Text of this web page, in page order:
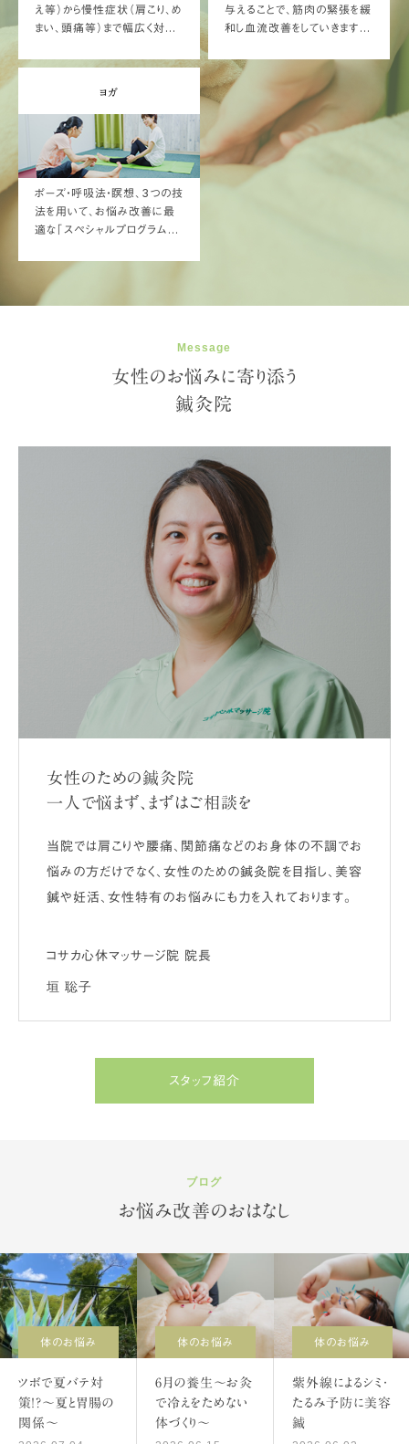
え等）から慢性症状（肩こり、め
まい、頭痛等）まで幅広く対応
に、「漢方」「ヨガ」からのアプ
与えることで、筋肉の緊張を緩
和し血流改善をしていきます。
（代謝）改善は美容・美肌ケア
プログラムで！
ヨガ
ポーズ・呼吸法・瞑想、3つの技
法を用いて、お悩み改善に最
適な「スペシャルプログラム」
Message
女性のお悩みに寄り添う
鍼灸院
女性のための鍼灸院
一人で悩まず、まずはご相談を
当院では肩こりや腰痛、関節痛などのお身体の不調でお
悩みの方だけでなく、女性のための鍼灸院を目指し、美容
鍼や妊活、女性特有のお悩みにも力を入れております。
コサカ心休マッサージ院 院長
垣 聡子
スタッフ紹介
ブログ
お悩み改善のおはなし
体のお悩み
ツボで夏バテ対
策！？～夏と胃腸の
関係～
体のお悩み
6月の養生～お灸
で冷えをためない
体づくり～
体のお悩み
紫外線によるシミ・
たるみ予防に美容
鍼